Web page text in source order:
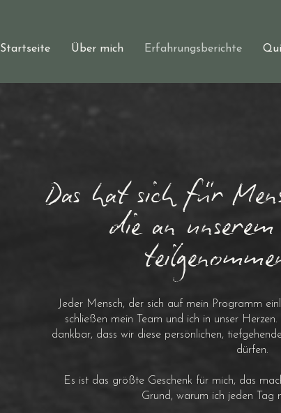
Startseite Über mich Erfahrungsberichte
Das hat sich für
die an
Jeder Mensch, der sich auf mein Programm
schließen mein Team und ich in unser
dankbar, dass wir diese persönlichen,
dürfen.
Es ist das größte Geschenk für mich, das
Grund, warum ich jeden Tag